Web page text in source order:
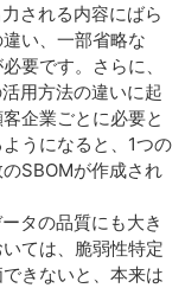
される内容にばら
い、一部省略な
要です。さらに、
用方法の違いに起
企業ごとに必要と
うになると、1つの
SBOMが作成され
タの品質にも大き
ては、脆弱性特定
きないと、本来は